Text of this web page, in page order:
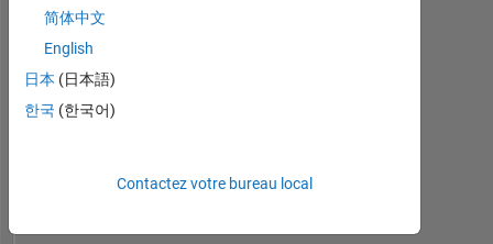
02/20
10/20
06/21
02/22
10/22
06/23
02/24
10/24
06/25
02/26
12/20
10/21
08/22
04/24
02/25
12/25
RANG
简体中文
English
日本 (日本語)
한국 (한국어)
Contactez votre bureau local